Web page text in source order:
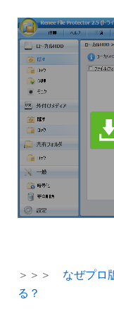
＞＞＞ なぜプロ
る？